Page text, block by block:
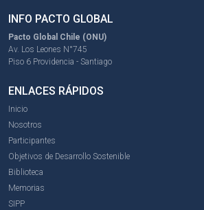
INFO PACTO GLOBAL
Pacto Global Chile (ONU)
Av. Los Leones N°745
Piso 6 Providencia - Santiago
ENLACES RÁPIDOS
Inicio
Nosotros
Participantes
Objetivos de Desarrollo Sostenible
Biblioteca
Memorias
SIPP